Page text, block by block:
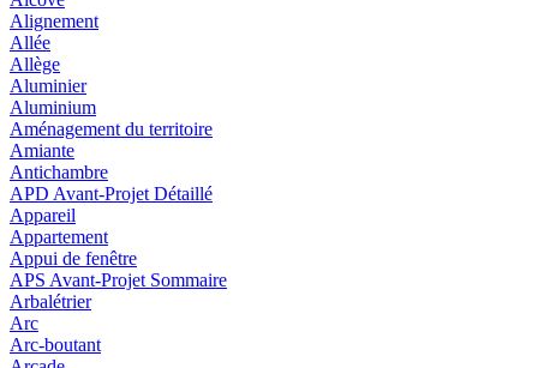
Alignement
Allée
Allège
Aluminier
Aluminium
Aménagement du territoire
Amiante
Antichambre
APD Avant-Projet Détaillé
Appareil
Appartement
Appui de fenêtre
APS Avant-Projet Sommaire
Arbalétrier
Arc
Arc-boutant